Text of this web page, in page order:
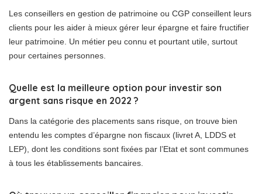
Les conseillers en gestion de patrimoine ou CGP conseillent leurs
clients pour les aider à mieux gérer leur épargne et faire fructifier
leur patrimoine. Un métier peu connu et pourtant utile, surtout
pour certaines personnes.
Quelle est la meilleure option pour investir son
argent sans risque en 2022 ?
Dans la catégorie des placements sans risque, on trouve bien
entendu les comptes d’épargne non fiscaux (livret A, LDDS et
LEP), dont les conditions sont fixées par l’Etat et sont communes
à tous les établissements bancaires.